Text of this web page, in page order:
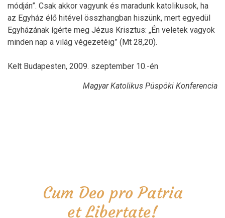
módján”. Csak akkor vagyunk és maradunk katolikusok, ha
az Egyház élő hitével összhangban hiszünk, mert egyedül
Egyházának ígérte meg Jézus Krisztus: „Én veletek vagyok
minden nap a világ végezetéig” (Mt 28,20).
Kelt Budapesten, 2009. szeptember 10.-én
Magyar Katolikus Püspöki Konferencia
Cum Deo pro Patria
et Libertate!